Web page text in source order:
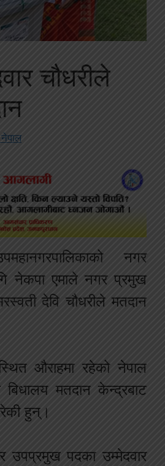
चौधरीले
नगर
नेकपा एमाले नगर प्रमुख
देवि चौधरीले मतदान
औराहमा रहेको नेपाल
बिधालय मतदान केन्द्रबाट
हुन्।
उपप्रमुख पदका उम्मेदवार